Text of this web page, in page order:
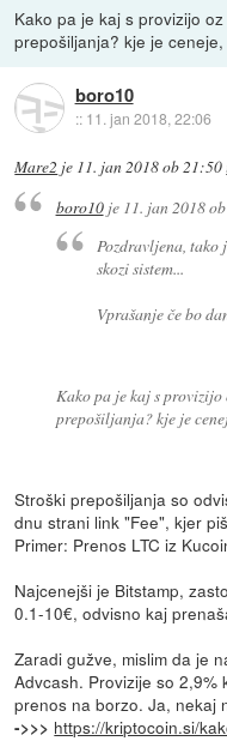
Kako pa je kaj s provizijo
prepošiljanja? kje je
boro10
:: 11. jan 2018, 22:06
Mare2 je 11. jan 2018 ob 21:50
boro10je 11. jan 2018
Pozdravljena, tako
skozi sistem...
Vprašanje če bo
Kako pa je kaj s
prepošiljanja? kje je
Stroški prepošiljanja so
dnu strani link "Fee", kjer
Primer: Prenos LTC iz
Najcenejši je Bitstamp,
0.1-10€, odvisno kaj
Zaradi gužve, mislim da je
Advcash. Provizije so
prenos na borzo. Ja, nekaj
->>> https://kriptocoin.si/